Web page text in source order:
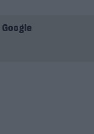
Google